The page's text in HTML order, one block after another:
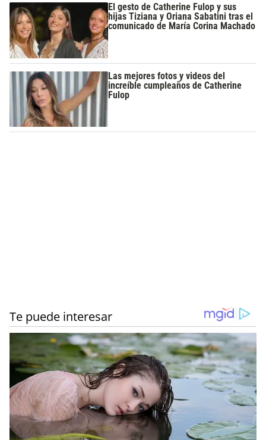
El gesto de Catherine Fulop y sus
hijas Tiziana y Oriana Sabatini tras el
comunicado de María Corina Machado
Las mejores fotos y videos del
increíble cumpleaños de Catherine
Fulop